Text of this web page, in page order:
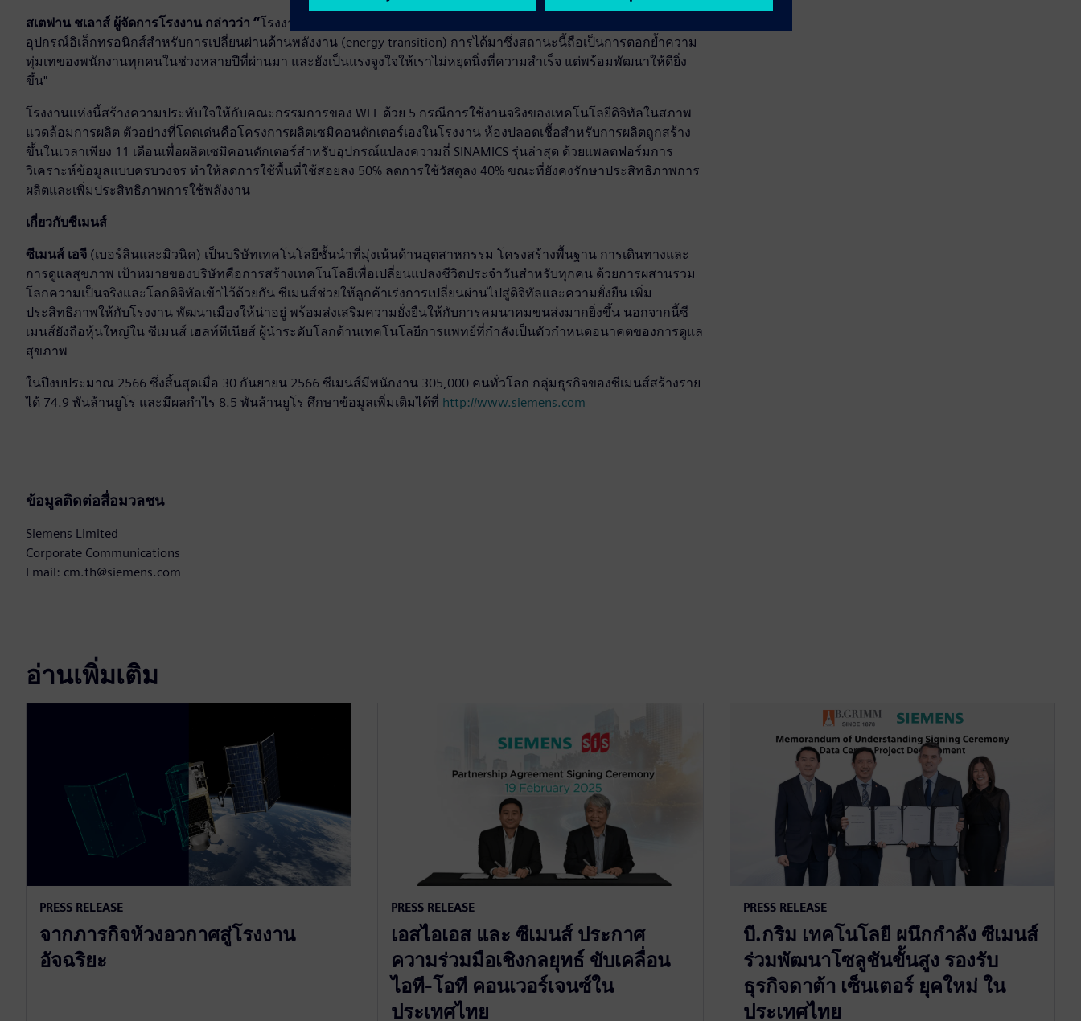
สเตฟาน ชเลาส์ ผู้จัดการโรงงาน กล่าวว่า “โรงงานของซีเมนส์ใน Erlangen มีเป้าหมายที่จะก้าวสู่การเป็นผู้นำในการผลิต
อุปกรณ์อิเล็กทรอนิกส์สำหรับการเปลี่ยนผ่านด้านพลังงาน (energy transition) การได้มาซึ่งสถานะนี้ถือเป็นการตอกย้ำความ
ทุ่มเทของพนักงานทุกคนในช่วงหลายปีที่ผ่านมา และยังเป็นแรงจูงใจให้เราไม่หยุดนิ่งที่ความสำเร็จ แต่พร้อมพัฒนาให้ดียิ่ง
ขึ้น"
โรงงานแห่งนี้สร้างความประทับใจให้กับคณะกรรมการของ WEF ด้วย 5 กรณีการใช้งานจริงของเทคโนโลยีดิจิทัลในสภาพ
แวดล้อมการผลิต ตัวอย่างที่โดดเด่นคือโครงการผลิตเซมิคอนดักเตอร์เองในโรงงาน ห้องปลอดเชื้อสำหรับการผลิตถูกสร้าง
ขึ้นในเวลาเพียง 11 เดือนเพื่อผลิตเซมิคอนดักเตอร์สำหรับอุปกรณ์แปลงความถี่ SINAMICS รุ่นล่าสุด ด้วยแพลตฟอร์มการ
วิเคราะห์ข้อมูลแบบครบวงจร ทำให้ลดการใช้พื้นที่ใช้สอยลง 50% ลดการใช้วัสดุลง 40% ขณะที่ยังคงรักษาประสิทธิภาพการ
ผลิตและเพิ่มประสิทธิภาพการใช้พลังงาน
เกี่ยวกับซีเมนส์
ซีเมนส์ เอจี (เบอร์ลินและมิวนิค) เป็นบริษัทเทคโนโลยีชั้นนำที่มุ่งเน้นด้านอุตสาหกรรม โครงสร้างพื้นฐาน การเดินทางและ
การดูแลสุขภาพ เป้าหมายของบริษัทคือการสร้างเทคโนโลยีเพื่อเปลี่ยนแปลงชีวิตประจำวันสำหรับทุกคน ด้วยการผสานรวม
โลกความเป็นจริงและโลกดิจิทัลเข้าไว้ด้วยกัน ซีเมนส์ช่วยให้ลูกค้าเร่งการเปลี่ยนผ่านไปสู่ดิจิทัลและความยั่งยืน เพิ่ม
ประสิทธิภาพให้กับโรงงาน พัฒนาเมืองให้น่าอยู่ พร้อมส่งเสริมความยั่งยืนให้กับการคมนาคมขนส่งมากยิ่งขึ้น นอกจากนี้ซี
เมนส์ยังถือหุ้นใหญ่ใน ซีเมนส์ เฮลท์ทีเนียส์ ผู้นำระดับโลกด้านเทคโนโลยีการแพทย์ที่กำลังเป็นตัวกำหนดอนาคตของการดูแล
สุขภาพ
ในปีงบประมาณ 2566 ซึ่งสิ้นสุดเมื่อ 30 กันยายน 2566 ซีเมนส์มีพนักงาน 305,000 คนทั่วโลก กลุ่มธุรกิจของซีเมนส์สร้างราย
ได้ 74.9 พันล้านยูโร และมีผลกำไร 8.5 พันล้านยูโร ศึกษาข้อมูลเพิ่มเติมได้ที่ http://www.siemens.com
ข้อมูลติดต่อสื่อมวลชน
Siemens Limited
Corporate Communications
Email: cm.th@siemens.com
อ่านเพิ่มเติม
PRESS RELEASE
จากภารกิจห้วงอวกาศสู่โรงงาน
อัจฉริยะ
PRESS RELEASE
เอสไอเอส และ ซีเมนส์ ประกาศ
ความร่วมมือเชิงกลยุทธ์ ขับเคลื่อน
ไอที-โอที คอนเวอร์เจนซ์ใน
ประเทศไทย
PRESS RELEASE
บี.กริม เทคโนโลยี ผนึกกำลัง ซีเมนส์
ร่วมพัฒนาโซลูชันขั้นสูง รองรับ
ธุรกิจดาต้า เซ็นเตอร์ ยุคใหม่ ใน
ประเทศไทย